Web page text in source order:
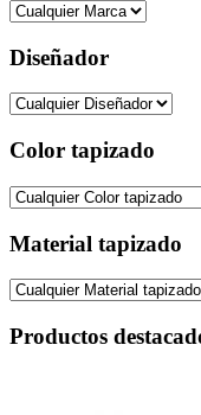
Diseñador
Color tapizado
Material tapizado
Productos